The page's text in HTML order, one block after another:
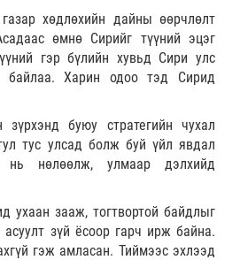
хөдлөхийн дайны өөрчлөлт
өмнө Сирийг түүний эцэг
гэр бүлийн хувьд Сири улс
байлаа. Харин одоо тэд Сирид
буюу стратегийн чухал
тус улсад болж буй үйл явдал
нөлөөлж, улмаар дэлхийд
ухаан зааж, тогтвортой байдлыг
зүй ёсоор гарч ирж байна.
гэж амласан. Тиймээс эхлээд